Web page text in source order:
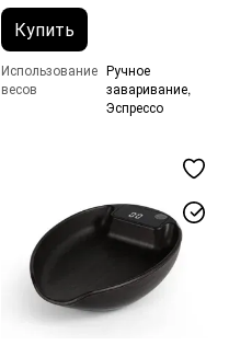
Купить
Использование
весов
Ручное
заваривание,
Эспрессо